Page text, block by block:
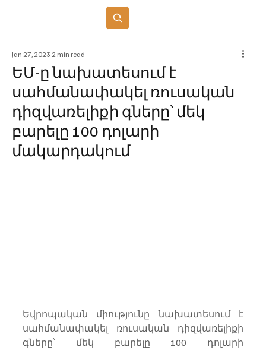
ԵՄ-ը նախատեսում է
սահմանափակել ռուսական
դիզվառելիքի գները՝ մեկ
բարելը 100 դոլարի
մակարդակում
Jan 27, 2023 2 min read
Եվրոպական միությունը նախատեսում է
սահմանափակել ռուսական դիզվառելիքի
գները՝ մեկ բարելը 100 դոլարի